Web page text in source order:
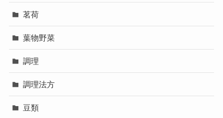
茗荷
葉物野菜
調理
調理法方
豆類